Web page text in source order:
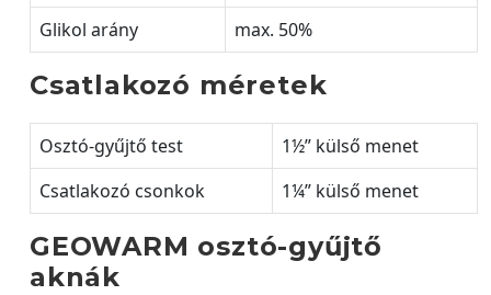
Glikol arány
max. 50%
Csatlakozó méretek
Osztó-gyűjtő test
1½” külső menet
Csatlakozó csonkok
1¼” külső menet
GEOWARM osztó-gyűjtő
aknák